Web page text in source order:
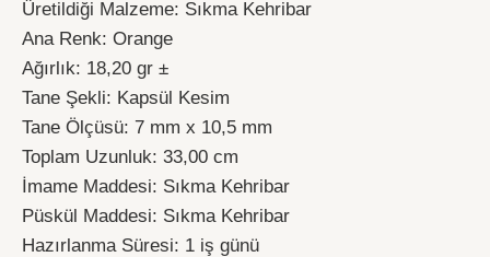
Üretildiği Malzeme: Sıkma Kehribar
Ana Renk: Orange
Ağırlık: 18,20 gr ±
Tane Şekli: Kapsül Kesim
Tane Ölçüsü: 7 mm x 10,5 mm
Toplam Uzunluk: 33,00 cm
İmame Maddesi: Sıkma Kehribar
Püskül Maddesi: Sıkma Kehribar
Hazırlanma Süresi: 1 iş günü